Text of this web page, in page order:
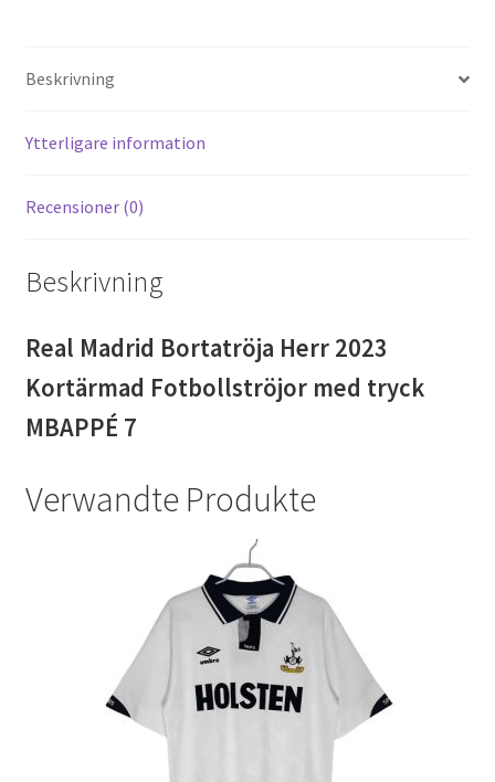
es di
t
k
Beskrivning
Ytterligare information
Recensioner (0)
Beskrivning
Real Madrid Bortatröja Herr 2023
Kortärmad Fotbollströjor med tryck
MBAPPÉ 7
Verwandte Produkte